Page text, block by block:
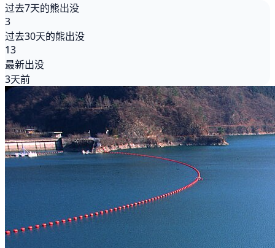
过去7天的熊出没
3
过去30天的熊出没
13
最新出没
3天前